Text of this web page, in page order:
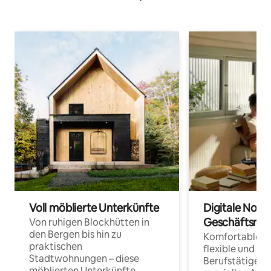
Voll möblierte Unterkünfte
Von ruhigen Blockhütten in
den Bergen bis hin zu
praktischen
Stadtwohnungen – diese
Digitale
Komfortable
flexible und
Berufstätige